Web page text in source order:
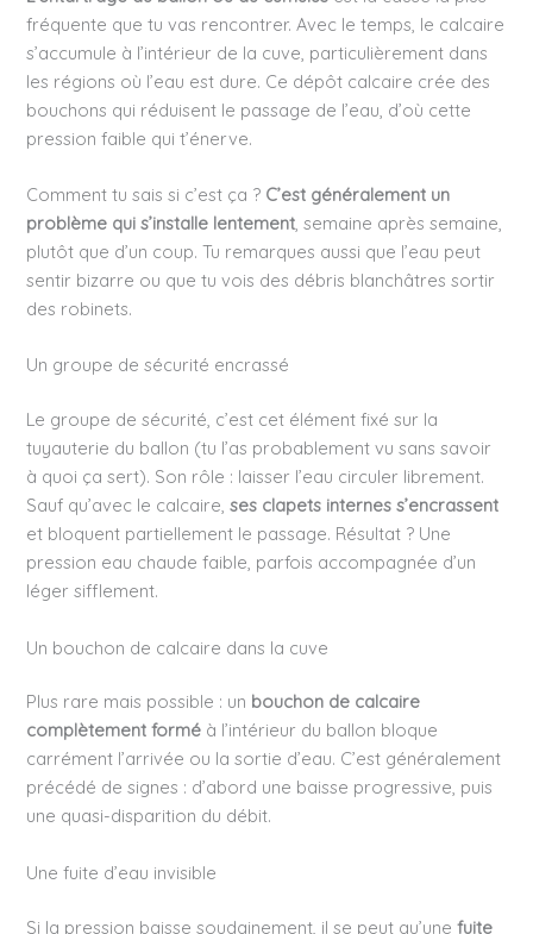
fréquente que tu vas rencontrer. Avec le temps, le calcaire
s’accumule à l’intérieur de la cuve, particulièrement dans
les régions où l’eau est dure. Ce dépôt calcaire crée des
bouchons qui réduisent le passage de l’eau, d’où cette
pression faible qui t’énerve.
Comment tu sais si c’est ça ? C’est généralement un
problème qui s’installe lentement, semaine après semaine,
plutôt que d’un coup. Tu remarques aussi que l’eau peut
sentir bizarre ou que tu vois des débris blanchâtres sortir
des robinets.
Un groupe de sécurité encrassé
Le groupe de sécurité, c’est cet élément fixé sur la
tuyauterie du ballon (tu l’as probablement vu sans savoir
à quoi ça sert). Son rôle : laisser l’eau circuler librement.
Sauf qu’avec le calcaire,ses clapets internes s’encrassent
et bloquent partiellement le passage. Résultat ? Une
pression eau chaude faible, parfois accompagnée d’un
léger sifflement.
Un bouchon de calcaire dans la cuve
Plus rare mais possible : un bouchon de calcaire
complètement formé à l’intérieur du ballon bloque
carrément l’arrivée ou la sortie d’eau. C’est généralement
précédé de signes : d’abord une baisse progressive, puis
une quasi-disparition du débit.
Une fuite d’eau invisible
Si la pression baisse soudainement, il se peut qu’unefuite